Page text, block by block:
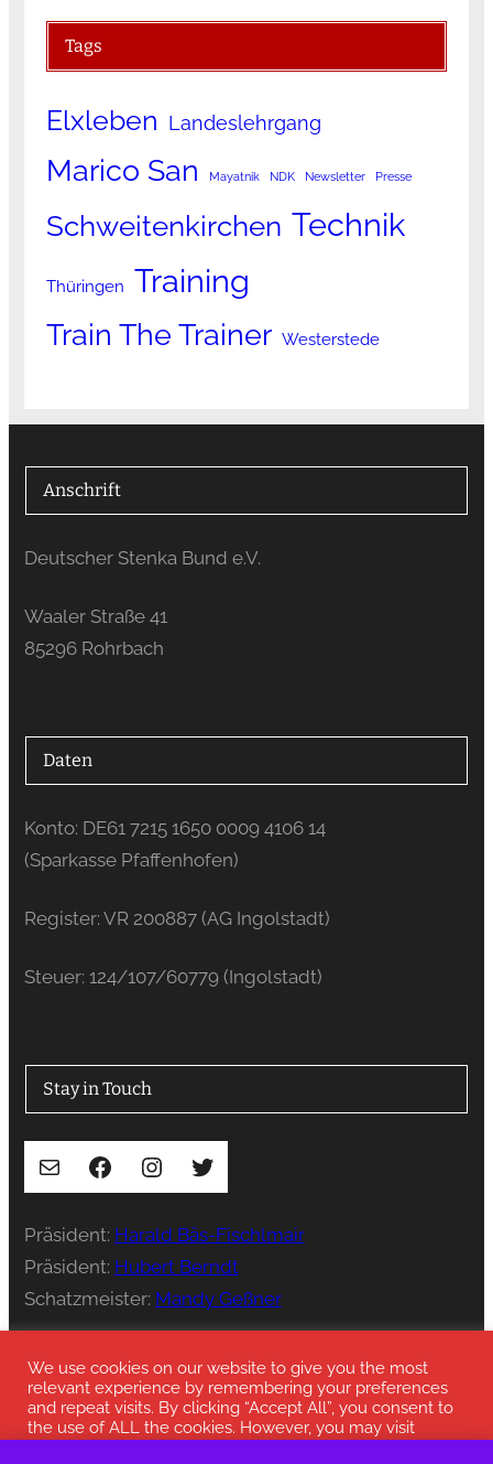
Tags
Elxleben Landeslehrgang
Marico San Mayatnik NDK Newsletter Presse
Schweitenkirchen Technik
Thüringen Training
Train The Trainer Westerstede
Anschrift
Deutscher Stenka Bund e.V.
Waaler Straße 41
85296 Rohrbach
Daten
Konto: DE61 7215 1650 0009 4106 14
(Sparkasse Pfaffenhofen)
Register: VR 200887 (AG Ingolstadt)
Steuer: 124/107/60779 (Ingolstadt)
Stay in Touch
E-Mail Facebook Instagram Twitter
Präsident: Harald Bäs-Fischlmair
Präsident: Hubert Berndt
Schatzmeister: Mandy Geßner
Presse: press@stenka-ev.de
We use cookies on our website to give you the most
relevant experience by remembering your preferences
and repeat visits. By clicking “Accept All”, you consent to
the use of ALL the cookies. However, you may visit